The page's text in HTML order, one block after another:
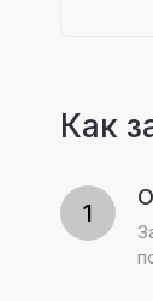
Как
1